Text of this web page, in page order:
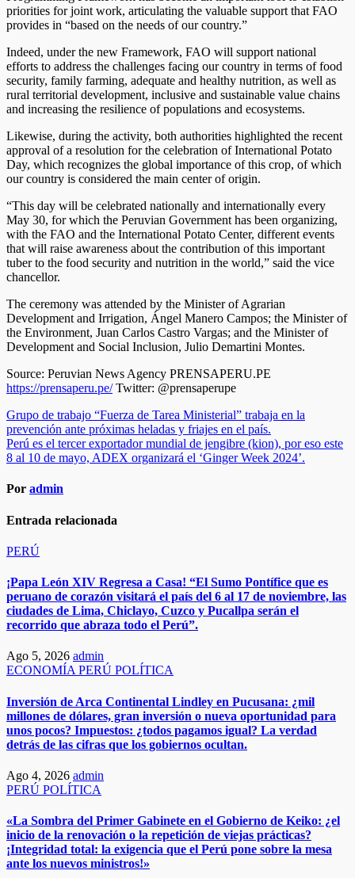
priorities for joint work, articulating the valuable support that FAO
provides in “based on the needs of our country.”
Indeed, under the new Framework, FAO will support national
efforts to address the challenges facing our country in terms of food
security, family farming, adequate and healthy nutrition, as well as
rural territorial development, inclusive and sustainable value chains
and increasing the resilience of populations and ecosystems.
Likewise, during the activity, both authorities highlighted the recent
approval of a resolution for the celebration of International Potato
Day, which recognizes the global importance of this crop, of which
our country is considered the main center of origin.
“This day will be celebrated nationally and internationally every
May 30, for which the Peruvian Government has been organizing,
with the FAO and the International Potato Center, different events
that will raise awareness about the contribution of this important
tuber to the food security and nutrition in the world,” said the vice
chancellor.
The ceremony was attended by the Minister of Agrarian
Development and Irrigation, Ángel Manero Campos; the Minister of
the Environment, Juan Carlos Castro Vargas; and the Minister of
Development and Social Inclusion, Julio Demartini Montes.
Source: Peruvian News Agency PRENSAPERU.PE
https://prensaperu.pe/Twitter: @prensaperupe
Navegación
de
entradas
Grupo de trabajo “Fuerza de Tarea Ministerial” trabaja en la
prevención ante próximas heladas y friajes en el país.
Perú es el tercer exportador mundial de jengibre (kion), por eso este
8 al 10 de mayo, ADEX organizará el ‘Ginger Week 2024’.
Por admin
Entrada relacionada
PERÚ
¡Papa León XIV Regresa a Casa! “El Sumo Pontífice que es
peruano de corazón visitará el país del 6 al 17 de noviembre, las
ciudades de Lima, Chiclayo, Cuzco y Pucallpa serán el
recorrido que abraza todo el Perú”.​
Ago 5, 2026 admin
ECONOMÍA PERÚ POLÍTICA
Inversión de Arca Continental Lindley en Pucusana: ¿mil
millones de dólares, gran inversión o nueva oportunidad para
unos pocos? Impuestos: ¿todos pagamos igual? La verdad
detrás de las cifras que los gobiernos ocultan.
Ago 4, 2026 admin
PERÚ POLÍTICA
«La Sombra del Primer Gabinete en el Gobierno de Keiko: ¿el
inicio de la renovación o la repetición de viejas prácticas?
¡Integridad total: la exigencia que el Perú pone sobre la mesa
ante los nuevos ministros!»